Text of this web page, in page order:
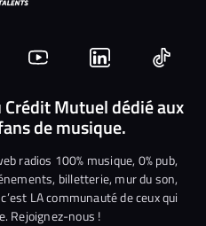
Nous
rejoindre
sur
YouTube
Nous
rejoindre
sur
Linkedin
Nous
Crédit Mutuel dédié aux
de musique.
radios 100% musique, 0% pub,
billetterie, mur du son,
LA communauté de ceux qui
Rejoignez-nous !